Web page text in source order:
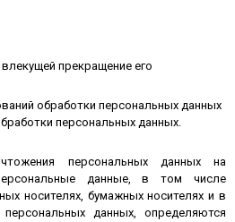
прекращение его
обработки персональных данных
персональных данных.
персональных данных на
данные, в том числе
носителях, бумажных носителях и в
данных, определяются